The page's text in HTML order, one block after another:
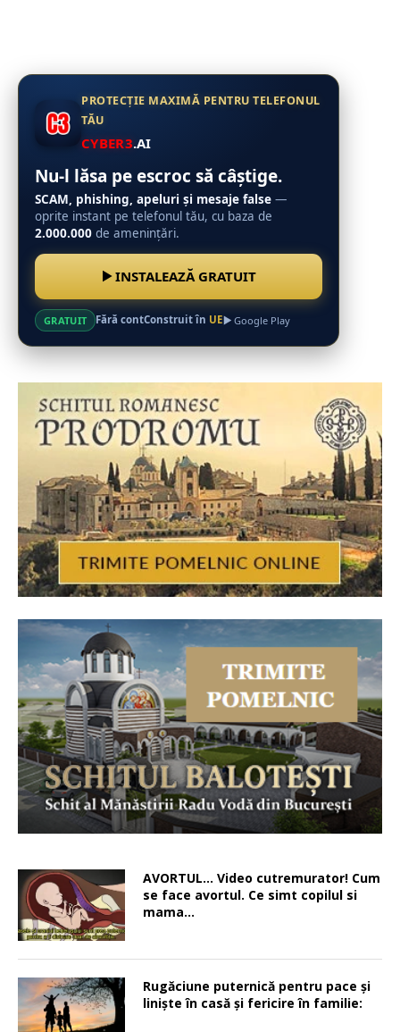
PROTECȚIE MAXIMĂ PENTRU TELEFONUL
TĂU
CYBER3.AI
Nu-l lăsa pe escroc să câștige.
SCAM, phishing, apeluri și mesaje false —
oprite instant pe telefonul tău, cu baza de
2.000.000 de amenințări.
INSTALEAZĂ GRATUIT
GRATUIT Fără contConstruit în UE Google Play
AVORTUL… Video cutremurator! Cum
se face avortul. Ce simt copilul si
mama…
Rugăciune puternică pentru pace şi
linişte în casă şi fericire în familie: